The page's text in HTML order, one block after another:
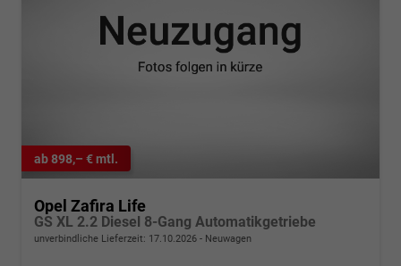
ab 898,– € mtl.
Opel Zafira Life
GS XL 2.2 Diesel 8-Gang Automatikgetriebe
unverbindliche Lieferzeit: 17.10.2026 Neuwagen